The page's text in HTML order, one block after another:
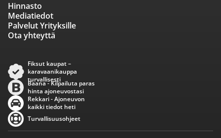
Hinnasto
Mediatiedot
Palvelut Yrityksille
Ota yhteyttä
Fiksut kaupat –
karavaanikauppa
turvallisesti
Baana - Kilpailuta paras
hinta ajoneuvostasi
Rekkari - Ajoneuvon
kaikki tiedot heti
Turvallisuusohjeet